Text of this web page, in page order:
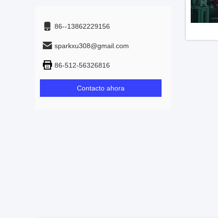
86--13862229156
sparkxu308@gmail.com
86-512-56326816
Contacto ahora